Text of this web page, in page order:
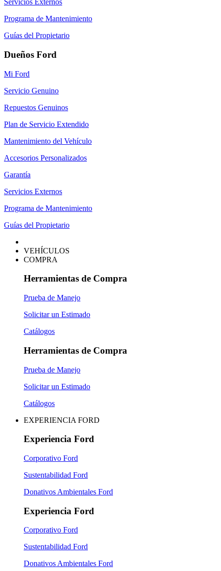
Servicios Externos
Programa de Mantenimiento
Guías del Propietario
Dueños Ford
Mi Ford
Servicio Genuino
Repuestos Genuinos
Plan de Servicio Extendido
Mantenimiento del Vehículo
Accesorios Personalizados
Garantía
Servicios Externos
Programa de Mantenimiento
Guías del Propietario
VEHÍCULOS
COMPRA
Herramientas de Compra
Prueba de Manejo
Solicitar un Estimado
Catálogos
Herramientas de Compra
Prueba de Manejo
Solicitar un Estimado
Catálogos
EXPERIENCIA FORD
Experiencia Ford
Corporativo Ford
Sustentabilidad Ford
Donativos Ambientales Ford
Experiencia Ford
Corporativo Ford
Sustentabilidad Ford
Donativos Ambientales Ford